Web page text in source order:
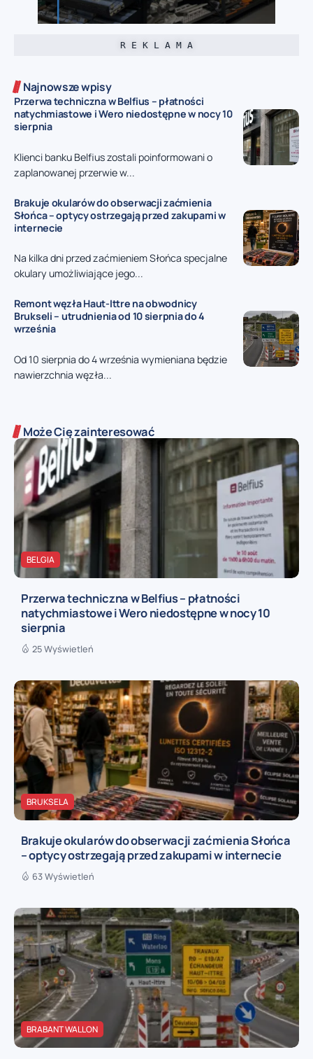
R E K L A M A
Najnowsze wpisy
Przerwa techniczna w Belfius – płatności
natychmiastowe i Wero niedostępne w nocy 10
sierpnia
Klienci banku Belfius zostali poinformowani o
zaplanowanej przerwie w...
Brakuje okularów do obserwacji zaćmienia
Słońca – optycy ostrzegają przed zakupami w
internecie
Na kilka dni przed zaćmieniem Słońca specjalne
okulary umożliwiające jego...
Remont węzła Haut-Ittre na obwodnicy
Brukseli – utrudnienia od 10 sierpnia do 4
września
Od 10 sierpnia do 4 września wymieniana będzie
nawierzchnia węzła...
Może Cię zainteresować
BELGIA
Przerwa techniczna w Belfius – płatności
natychmiastowe i Wero niedostępne w nocy 10
sierpnia
25 Wyświetleń
BRUKSELA
Brakuje okularów do obserwacji zaćmienia Słońca
– optycy ostrzegają przed zakupami w internecie
63 Wyświetleń
BRABANT WALLON